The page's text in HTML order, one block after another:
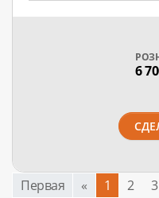
6
Первая « 1 2 3